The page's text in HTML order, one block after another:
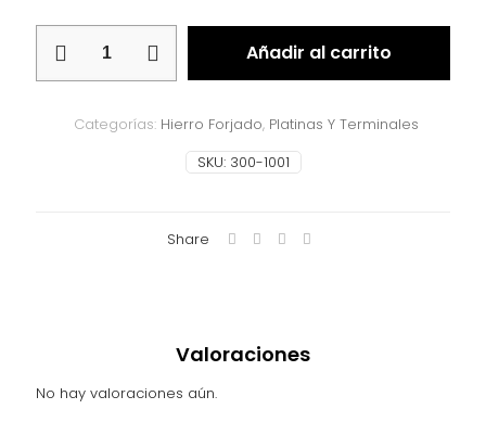
300-
1001
cantidad
Añadir al carrito
SKU: 300-1001
Categorías: Hierro Forjado, Platinas Y Terminales
Share
Valoraciones
No hay valoraciones aún.